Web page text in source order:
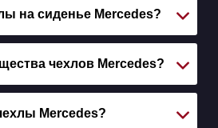
на сиденье Mercedes?
чехлов Mercedes?
Mercedes?